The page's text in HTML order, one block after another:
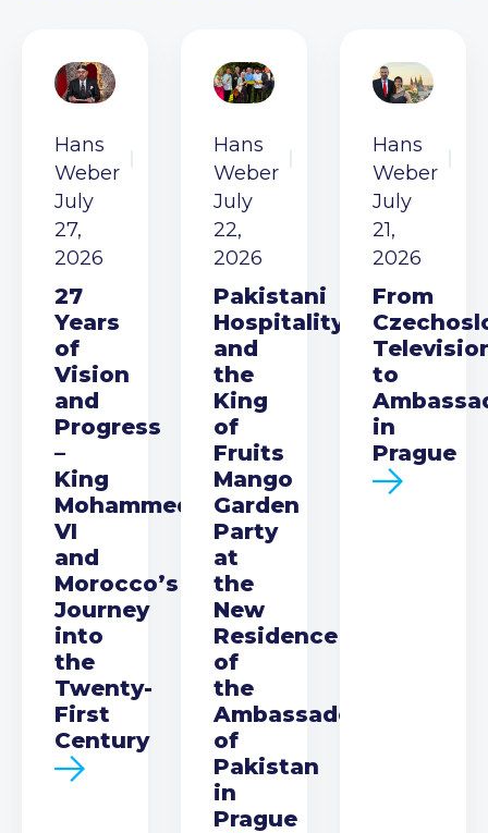
Hans
Weber
July
27,
2026
27
Years
of
Vision
and
Progress
–
King
Mohammed
VI
and
Morocco’s
Journey
into
the
Twenty-
First
Century
Hans
Weber
July
22,
2026
Pakistani
Hospitality
and
the
King
of
Fruits
Mango
Garden
Party
at
the
New
Residence
of
the
Ambassador
of
Pakistan
in
Prague
Hans
Weber
July
21,
2026
From
to
in
Prague